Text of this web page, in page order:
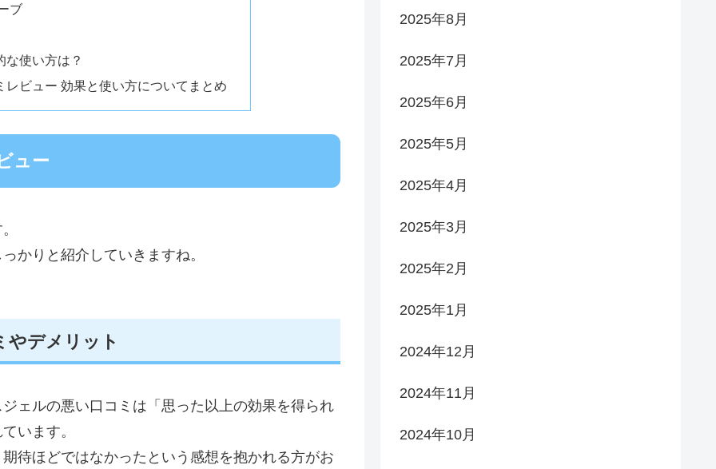
ブ
な使い方は？
ビュー 効果と使い方についてまとめ
ュー
かりと紹介していきますね。
やデメリット
ェルの悪い口コミは「思った以上の効果を得られ
います。
待ほどではなかったという感想を抱かれる方がお
2025年8月
2025年7月
2025年6月
2025年5月
2025年4月
2025年3月
2025年2月
2025年1月
2024年12月
2024年11月
2024年10月